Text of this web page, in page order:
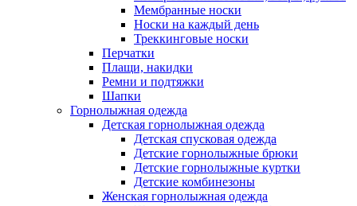
Мембранные носки
Носки на каждый день
Треккинговые носки
Перчатки
Плащи, накидки
Ремни и подтяжки
Шапки
Горнолыжная одежда
Детская горнолыжная одежда
Детская спусковая одежда
Детские горнолыжные брюки
Детские горнолыжные куртки
Детские комбинезоны
Женская горнолыжная одежда